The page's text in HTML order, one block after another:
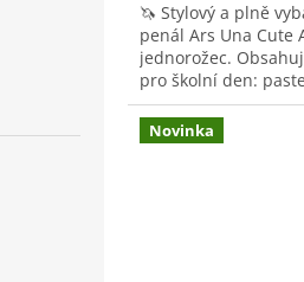
🦄 Stylový a plně
penál Ars Una Cute
jednorožec.
pro školní den:
pravítka a další.
Novinka